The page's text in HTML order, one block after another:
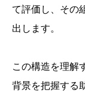
て評価し、その
出します。
この構造を理解
背景を把握する